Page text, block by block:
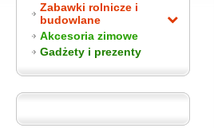
Zabawki rolnicze i
budowlane
Akcesoria zimowe
Gadżety i prezenty